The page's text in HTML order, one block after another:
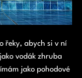
řeky, abych si v ní
vodák zhruba
jako pohodové